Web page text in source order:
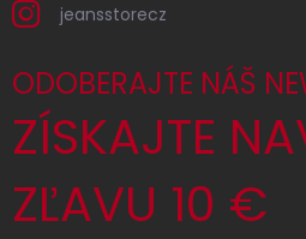
jeansstorecz
ODOBERAJTE NÁŠ
ZÍSKAJTE
ZĽAVU 10 €